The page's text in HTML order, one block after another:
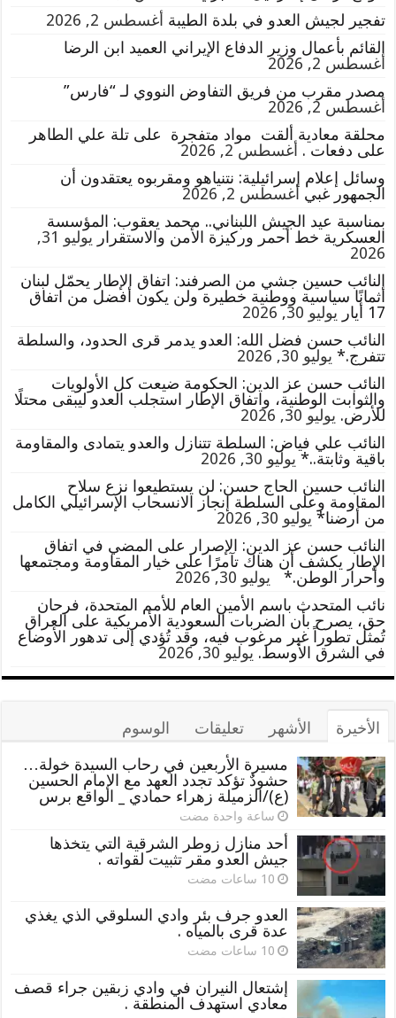
تفجير لجيش العدو في بلدة الطيبة أغسطس 2, 2026
القائم بأعمال وزير الدفاع الإيراني العميد ابن الرضا
أغسطس 2, 2026
مصدر مقرب من فريق التفاوض النووي لـ “فارس”
أغسطس 2, 2026
محلقة معادية ألقت مواد متفجرة على تلة علي الطاهر
على دفعات . أغسطس 2, 2026
وسائل إعلام إسرائيلية: نتنياهو ومقربوه يعتقدون أن
الجمهور غبي أغسطس 2, 2026
بمناسبة عيد الجيش اللبناني.. محمد يعقوب: المؤسسة
العسكرية خط أحمر وركيزة الأمن والاستقرار
يوليو 31,
2026
النائب حسين جشي من الصرفند: اتفاق الإطار يحمّل لبنان
أثمانًا سياسية ووطنية خطيرة ولن يكون أفضل من اتفاق
17 أيار
يوليو 30, 2026
النائب حسن فضل الله: العدو يدمر قرى الحدود، والسلطة
تتفرج.* يوليو 30, 2026
النائب حسن عز الدين: الحكومة ضيعت كل الأولويات
والثوابت الوطنية، واتفاق الإطار استجلب العدو ليبقى محتلًا
للأرض. يوليو 30, 2026
النائب علي فياض: السلطة تتنازل والعدو يتمادى والمقاومة
باقية وثابتة..* يوليو 30, 2026
النائب حسين الحاج حسن: لن يستطيعوا نزع سلاح
المقاومة وعلى السلطة إنجاز الانسحاب الإسرائيلي الكامل
من أرضنا* يوليو 30, 2026
النائب حسن عز الدين: الإصرار على المضي في اتفاق
الإطار يكشف أن هناك تآمرًا على خيار المقاومة ومجتمعها
وأحرار الوطن.*
يوليو 30, 2026
نائب المتحدث باسم الأمين العام للأمم المتحدة، فرحان
حق، يصرح بأن الضربات السعودية الأمريكية على العراق
تُمثل تطوراً غير مرغوب فيه، وقد تُؤدي إلى تدهور الأوضاع
في الشرق الأوسط. يوليو 30, 2026
الأخيرة الأشهر تعليقات
الوسوم
مسيرة الأربعين في رحاب السيدة خولة…
حشودٌ تؤكد تجدد العهد مع الإمام الحسين
(ع)/الزميلة زهراء حمادي _ الواقع برس
‏ساعة واحدة مضت
أحد منازل زوطر الشرقية التي يتخذها
جيش العدو مقر تثبيت لقواته .
العدو جرف بئر وادي السلوقي الذي يغذي
عدة قرى بالمياه .
إشتعال النيران في وادي زبقين جراء قصف
معادي استهدف المنطقة .